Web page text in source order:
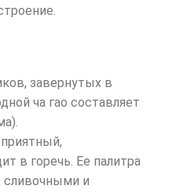
завернутых в
ча гао составляет
в горечь. Ее палитра
и